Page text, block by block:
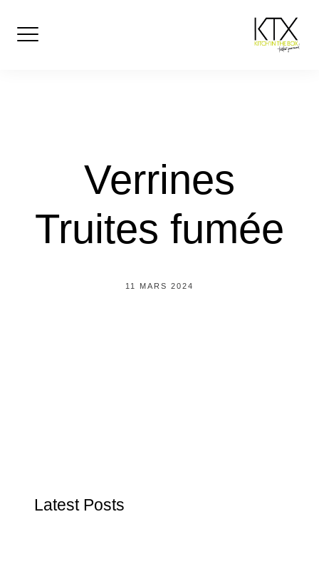
Verrines
Truites fumée
11 MARS 2024
Latest Posts